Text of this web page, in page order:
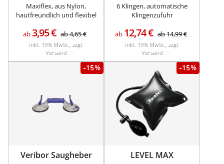
Maxiflex, aus Nylon,
hautfreundlich und flexibel
ab3,95€ ab4,65€
inkl. 19% MwSt., zzgl.
Versand
6 Klingen, automatische
Klingenzufuhr
ab 12,74€ ab14,99€
inkl. 19% MwSt., zzgl.
Versand
-15%
Veribor Saugheber
-15%
LEVEL MAX